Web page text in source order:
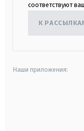
соответствуют
К
Наши приложения: